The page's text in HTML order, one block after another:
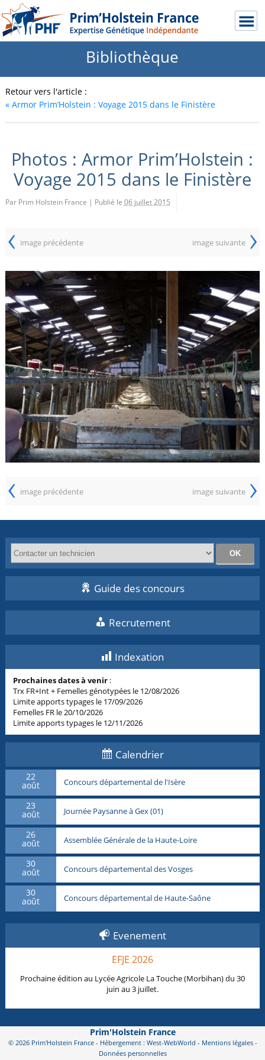
Bibliothèque
Retour vers l'article :
«Armor Prim’Holstein : Voyage 2015 dans le Finistère
Photos : Armor Prim’Holstein :
Voyage 2015 dans le Finistère
Par Prim Holstein France | Publié le 06 juillet 2015
‹ image précédente image suivante ›
‹ image précédente image suivante ›
Guide des concours
Recrutement
Indexation
Prochaines dates à venir :
Trx FR+Int + Femelles génotypées le 12/08/2026
Limite apports typages le 17/09/2026
Femelles FR le 20/10/2026
Limite apports typages le 12/11/2026
Calendrier
22
août Concours départemental de l'Isère
23
août Journée Paysanne à Gex (01)
26
août Assemblée Générale de la Haute-Loire
30
août Concours départemental des Vosges
30
août Concours départemental de Haute-Saône
Evenement
EFJE 2026
Prochaine édition au Lycée Agricole La Touche (Morbihan) du 30
juin au 3 juillet.
Prim'Holstein France
© 2026 Prim'Holstein France - Hébergement : West-WebWorld - Mentions légales-
Données personnelles